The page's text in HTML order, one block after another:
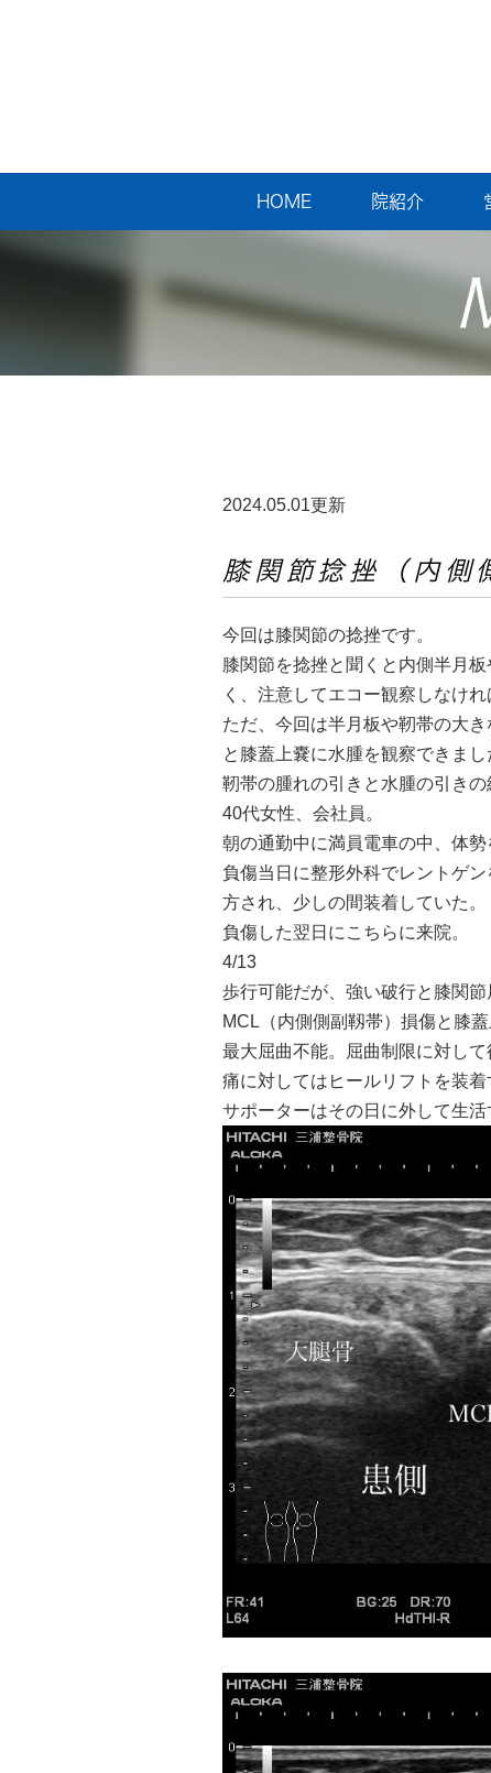
HOME 院紹介
2024.05.01更新
膝関節捻挫（内側
今回は膝関節の捻挫です。
膝関節を捻挫と聞くと内側半月
く、注意してエコー観察しなけれ
ただ、今回は半月板や靭帯の大
と膝蓋上嚢に水腫を観察できまし
靭帯の腫れの引きと水腫の引き
40代女性、会社員。
朝の通勤中に満員電車の中、体
負傷当日に整形外科でレントゲ
方され、少しの間装着していた。
負傷した翌日にこちらに来院。
4/13
歩行可能だが、強い破行と膝関節
MCL（内側側副靱帯）損傷と膝蓋
最大屈曲不能。屈曲制限に対し
痛に対してはヒールリフトを装着
サポーターはその日に外して生活